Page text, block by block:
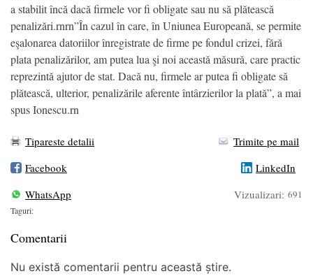
a stabilit încă dacă firmele vor fi obligate sau nu să plătească
penalizări.rnrn”În cazul în care, în Uniunea Europeană, se permite
eşalonarea datoriilor înregistrate de firme pe fondul crizei, fără
plata penalizărilor, am putea lua şi noi această măsură, care practic
reprezintă ajutor de stat. Dacă nu, firmele ar putea fi obligate să
plătească, ulterior, penalizările aferente întârzierilor la plată”, a mai
spus Ionescu.rn
Tipareste detalii
Trimite pe mail
Facebook
LinkedIn
WhatsApp
Vizualizari: 691
Taguri:
Comentarii
Nu există comentarii pentru această știre.